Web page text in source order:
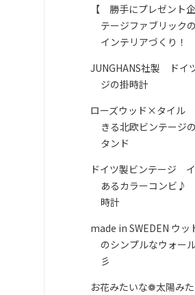
【 勝手にプレゼント
テージファブリック
インテリアづくり！
JUNGHANS社製 ドイ
ジの掛時計
ローズウッド×タイル
きる北欧ビンテージ
タンド
ドイツ製ビンテージ
あるカラーコンビ♪
時計
made in SWEDEN ウッ
のシンプルなウォー
彡
お花みたいな❁太陽み